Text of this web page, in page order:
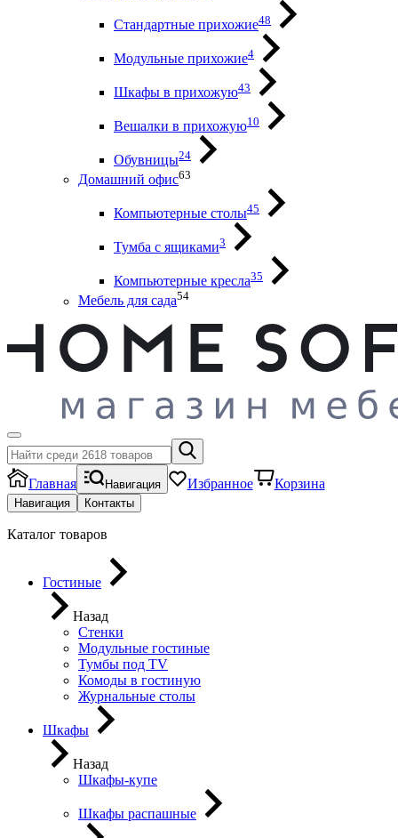
Стандартные прихожие48
Модульные прихожие4
Шкафы в прихожую43
Вешалки в прихожую10
Обувницы24
Домашний офис63
Компьютерные столы45
Тумба с ящиками3
Компьютерные кресла35
Мебель для сада54
Главная Навигация Избранное Корзина
Навигация Контакты
Каталог товаров
Гостиные
Назад
Стенки
Модульные гостиные
Тумбы под ТV
Комоды в гостиную
Журнальные столы
Шкафы
Назад
Шкафы-купе
Шкафы распашные